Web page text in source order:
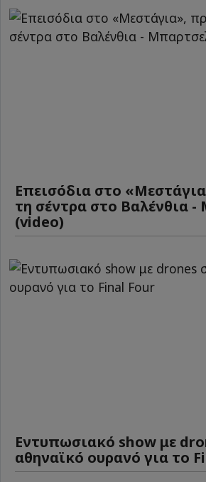
Επεισόδια στο
τη σέντρα στο Βαλένθια
(video)
Εντυπωσιακό show με
αθηναϊκό ουρανό για το